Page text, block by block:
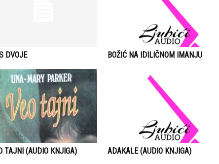
DVOJE BOŽIĆ NA IDILIČNOM IMANJU
TAJNI (AUDIO KNJIGA) ADAKALE (AUDIO KNJIGA)